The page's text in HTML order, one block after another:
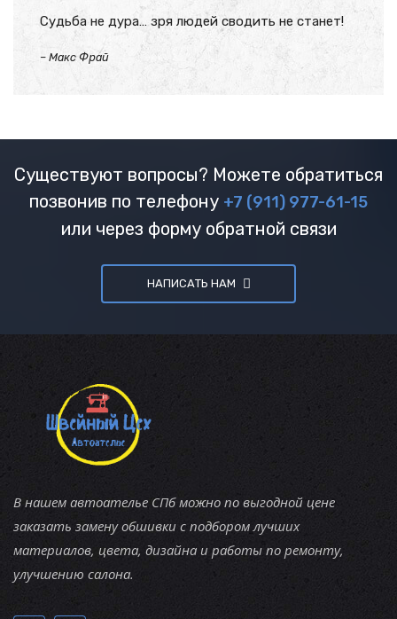
Судьба не дура… зря людей сводить не станет!
– Макс Фрай
Существуют вопросы? Можете обратиться
позвонив по телефону +7 (911) 977-61-15
или через форму обратной связи
НАПИСАТЬ НАМ
В нашем автоателье СПб можно по выгодной цене
заказать замену обшивки с подбором лучших
материалов, цвета, дизайна и работы по ремонту,
улучшению салона.